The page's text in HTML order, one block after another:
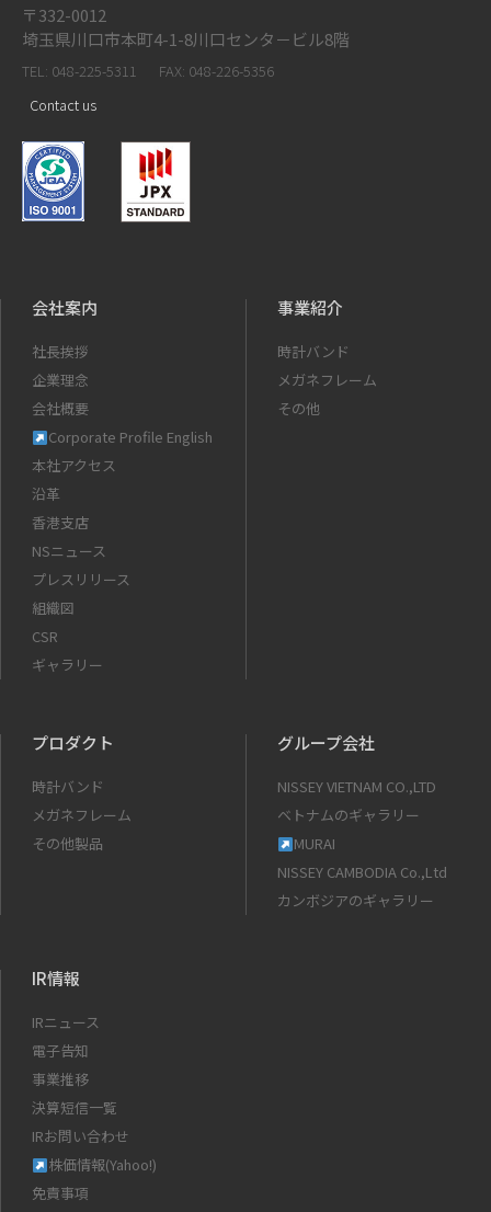
〒332-0012
埼玉県川口市本町4-1-8川口センタ－ビル8階
TEL: 048-225-5311
FAX: 048-226-5356
Contact us
会社案内
社長挨拶
企業理念
会社概要
Corporate Profile English
本社アクセス
沿革
香港支店
NSニュース
プレスリリース
組織図
CSR
ギャラリー
事業紹介
時計バンド
メガネフレーム
その他
プロダクト
時計バンド
メガネフレーム
その他製品
グループ会社
NISSEY VIETNAM CO.,LTD
ベトナムのギャラリー
MURAI
NISSEY CAMBODIA Co.,Ltd
カンボジアのギャラリー
IR情報
IRニュース
電子告知
事業推移
決算短信一覧
IRお問い合わせ
株価情報(Yahoo!)
免責事項